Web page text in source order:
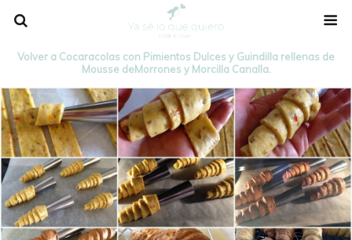
Volver a Cocaracolas con Pimientos Dulces y Guindilla rellenas de
Mousse deMorrones y Morcilla Canalla.